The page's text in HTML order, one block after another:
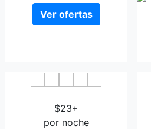
Ver ofertas
$23+
por noche